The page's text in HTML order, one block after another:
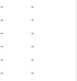
-
-
-
-
-
-
-
-
-
-
-
-